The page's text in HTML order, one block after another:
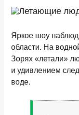
Яркое шоу
области. На
Зорях «летали»
и удивлением
воде.